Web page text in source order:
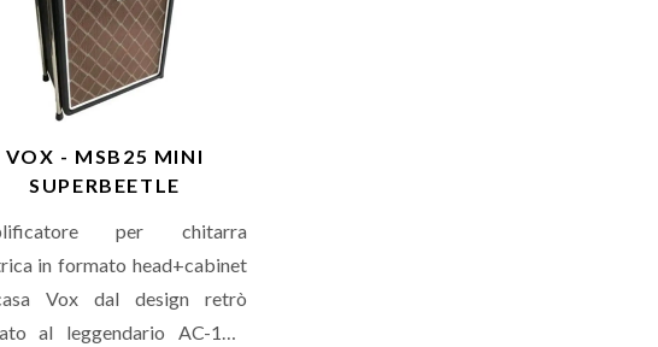
VOX - MSB25 MINI
SUPERBEETLE
per chitarra
in formato head+cabinet
Vox dal design retrò
al leggendario AC-100,